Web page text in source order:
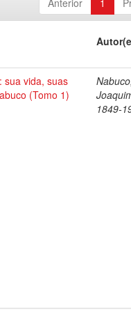
Anterior 1
sua vida, suas
(Tomo 1)
Nabuco,
1849-